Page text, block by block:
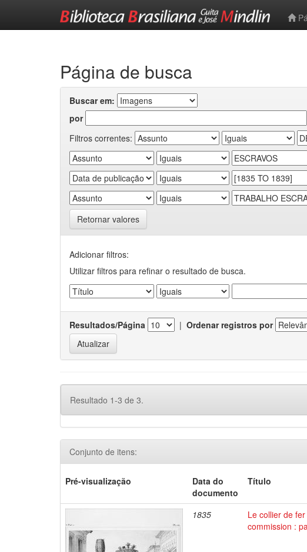
Página de busca
Buscar em:
por
Filtros correntes:
Retornar valores
Adicionar filtros:
Utilizar filtros para refinar o resultado de busca.
Resultados/Página | Ordenar registros por
Resultado 1-3 de 3.
Conjunto de itens:
Pré-visualização
Data do
documento
Título
1835
Le collier de
commission :